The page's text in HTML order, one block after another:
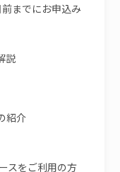
までにお申込み
説
紹介
スをご利用の方